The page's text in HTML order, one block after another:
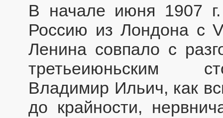
В начале июня 1907
Россию из Лондона с
Ленина совпало с
третьеиюньским
Владимир Ильич, как
до крайности,